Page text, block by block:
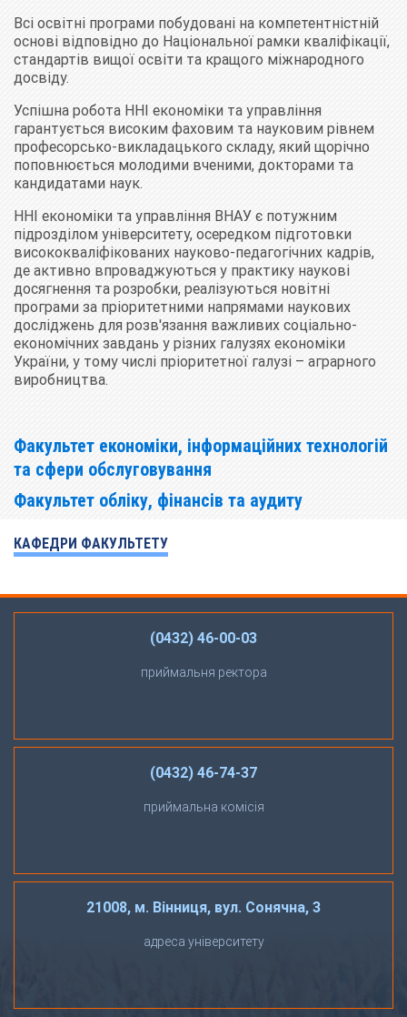
Всі освітні програми побудовані на компетентністній
основі відповідно до Національної рамки кваліфікації,
стандартів вищої освіти та кращого міжнародного
досвіду.
Успішна робота ННІ економіки та управління
гарантується високим фаховим та науковим рівнем
професорсько-викладацького складу, який щорічно
поповнюється молодими вченими, докторами та
кандидатами наук.
ННІ економіки та управління ВНАУ є потужним
підрозділом університету, осередком підготовки
висококваліфікованих науково-педагогічних кадрів,
де активно впроваджуються у практику наукові
досягнення та розробки, реалізуються новітні
програми за пріоритетними напрямами наукових
досліджень для розв'язання важливих соціально-
економічних завдань у різних галузях економіки
України, у тому числі пріоритетної галузі – аграрного
виробництва.
Факультет економіки, інформаційних технологій
та сфери обслуговування
Факультет обліку, фінансів та аудиту
КАФЕДРИ ФАКУЛЬТЕТУ
(0432) 46-00-03
приймальня ректора
(0432) 46-74-37
приймальна комісія
21008, м. Вінниця, вул. Сонячна, 3
адреса університету